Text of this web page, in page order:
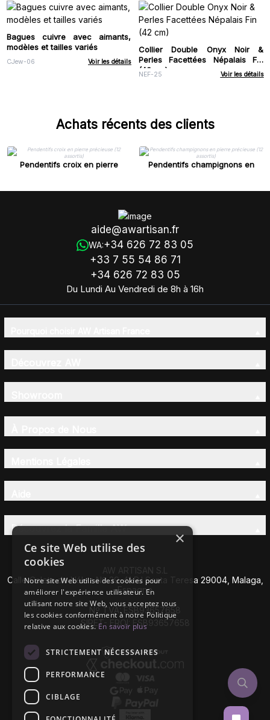
Bagues cuivre avec aimants,
modèles et tailles variés
CJew-06 Voir les détails
Collier Double Onyx Noir &
Perles Facettées Népalais Fin
(42 cm)
NEF-25 Voir les détails
Achats récents des clients
Pendentifs croix en pierre
Pendentifs champignons en
aide@awartisan.fr
WA:+34 626 72 83 05
+33 7 55 54 86 71
+34 626 72 83 05
Du Lundi Au Vendredi de 8h à 16h
Découvrez la Famille AW
AW ARTISAN S.L
Calle Caleta de Vélez Nº 39-41 P.I Santa Teresa 29004, Malaga,
Espagne
Nº TVA: ESB93657658
SIRET- EROI: ESB93657658
×
Ce site Web utilise des
cookies
Notre site Web utilise des cookies pour
améliorer l'expérience utilisateur. En
utilisant notre site Web, vous acceptez tous
les cookies conformément à notre Politique
relative aux cookies.En savoir plus
STRICTEMENT NÉCESSAIRES
PERFORMANCE
CIBLAGE